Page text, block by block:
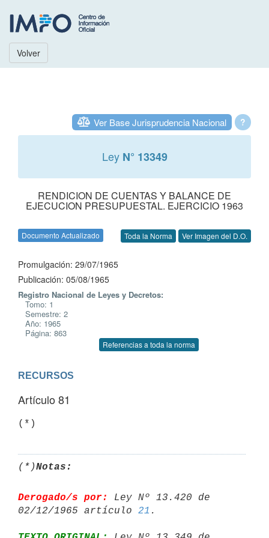
Volver
?
Ver Base Jurisprudencia Nacional
Ley N° 13349
RENDICION DE CUENTAS Y BALANCE DE
EJECUCION PRESUPUESTAL. EJERCICIO 1963
Documento Actualizado Toda la Norma Ver Imagen del D.O.
Promulgación: 29/07/1965
Publicación: 05/08/1965
Registro Nacional de Leyes y Decretos:
Tomo: 1
Semestre: 2
Año: 1965
Página: 863
Referencias a toda la norma
RECURSOS
Artículo 81
(*)
(*)Notas:
Derogado/s por:
Ley Nº 13.420 de
02/12/1965 artículo 21